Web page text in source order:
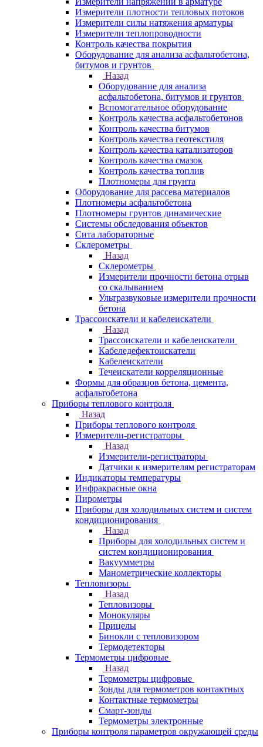
Измерители плотности тепловых потоков
Измерители силы натяжения арматуры
Измерители теплопроводности
Контроль качества покрытия
Оборудование для анализа асфальтобетона,
битумов и грунтов
Назад
Оборудование для анализа
асфальтобетона, битумов и грунтов
Вспомогательное оборудование
Контроль качества асфальтобетонов
Контроль качества битумов
Контроль качества геотекстиля
Контроль качества катализаторов
Контроль качества смазок
Контроль качества топлив
Плотномеры для грунта
Оборудование для рассева материалов
Плотномеры асфальтобетона
Плотномеры грунтов динамические
Системы обследования объектов
Сита лабораторные
Склерометры
Назад
Склерометры
Измерители прочности бетона отрыв
со скалыванием
Ультразвуковые измерители прочности
бетона
Трассоискатели и кабелеискатели
Назад
Трассоискатели и кабелеискатели
Кабеледефектоискатели
Кабелеискатели
Течеискатели корреляционные
Формы для образцов бетона, цемента,
асфальтобетона
Приборы теплового контроля
Назад
Приборы теплового контроля
Измерители-регистраторы
Назад
Измерители-регистраторы
Датчики к измерителям регистраторам
Индикаторы температуры
Инфракрасные окна
Пирометры
Приборы для холодильных систем и систем
кондиционирования
Назад
Приборы для холодильных систем и
систем кондиционирования
Вакуумметры
Манометрические коллекторы
Тепловизоры
Назад
Тепловизоры
Монокуляры
Прицелы
Бинокли с тепловизором
Термодетекторы
Термометры цифровые
Назад
Термометры цифровые
Зонды для термометров контактных
Контактные термометры
Смарт-зонды
Термометры электронные
Приборы контроля параметров окружающей среды